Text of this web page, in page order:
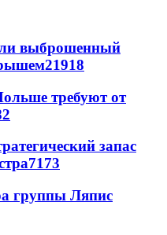
выброшенный
21918
требуют от
запас
7173
группы Ляпис